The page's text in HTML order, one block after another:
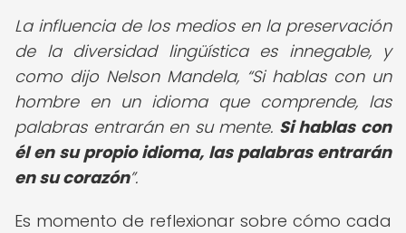
La influencia de los medios en la preservación
de la diversidad lingüística es innegable, y
como dijo Nelson Mandela, Si hablas con un
hombre en un idioma que comprende, las
palabras entrarán en su mente. Si hablas con
él en su propio idioma, las palabras entrarán
en su corazón .
Es momento de reflexionar sobre cómo cada